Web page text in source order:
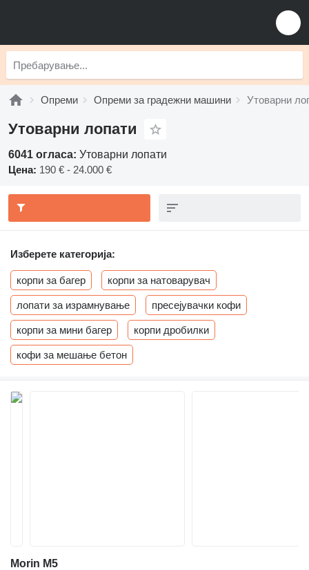
Опреми Опреми за градежни машини Утоварни
Утоварни лопати
6041 огласа: Утоварни лопати
Цена: 190 € - 24.000 €
Изберете категорија:
корпи за багер корпи за натоварувач
лопати за израмнување пресејувачки кофи
корпи за мини багер корпи дробилки
кофи за мешање бетон
Morin M5